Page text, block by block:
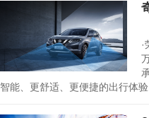
智能、更舒适、更便捷的出行体验